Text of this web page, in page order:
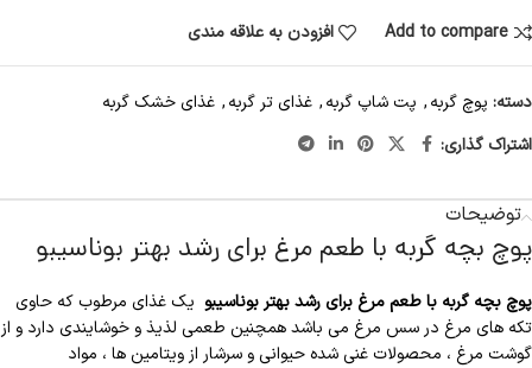
Add to compare
افزودن به علاقه مندی
دسته: پوچ گربه, پت شاپ گربه, غذای تر گربه, غذای خشک گربه
اشتراک گذاری:
توضیحات
پوچ بچه گربه با طعم مرغ برای رشد بهتر بوناسیبو
پوچ بچه گربه با طعم مرغ برای رشد بهتر بوناسیبو یک غذای مرطوب که حاوی
تکه های مرغ در سس مرغ می باشد همچنین طعمی لذیذ و خوشایندی دارد و از
گوشت مرغ ، محصولات غنی شده حیوانی و سرشار از ویتامین ها ، مواد